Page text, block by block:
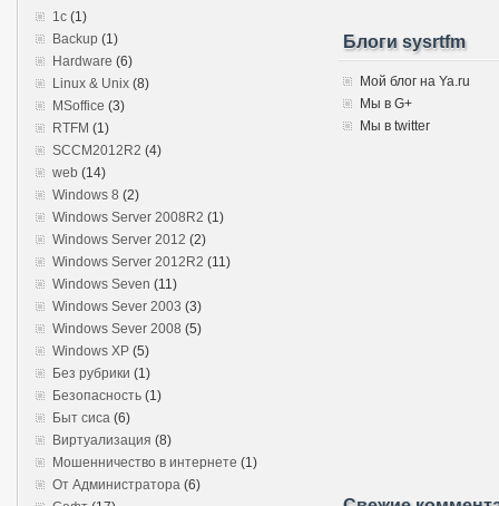
1c (1)
Backup (1)
Hardware (6)
Linux & Unix (8)
MSoffice (3)
RTFM (1)
SCCM2012R2 (4)
web (14)
Windows 8 (2)
Windows Server 2008R2 (1)
Windows Server 2012 (2)
Windows Server 2012R2 (11)
Windows Seven (11)
Windows Sever 2003 (3)
Windows Sever 2008 (5)
Windows XP (5)
Без рубрики (1)
Безопасность (1)
Быт сиса (6)
Виртуализация (8)
Мошенничество в интернете (1)
От Администратора (6)
Блоги sysrtfm
Мой блог на Ya.ru
Мы в G+
Мы в twitter